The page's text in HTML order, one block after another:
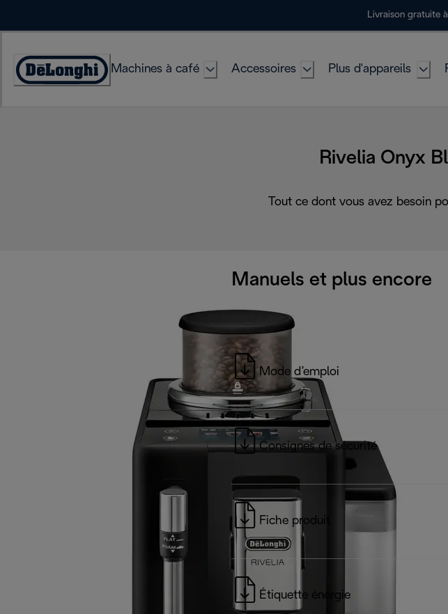
Livraison gratuite
Déclaration
Machines à café Accessoires Plus d'appareils
Rivelia Onyx
Tout ce dont vous avez besoin
Manuels et plus encore
Mode d’emploi
Consignes de sécurité
Fiche produit
Étiquette énergie